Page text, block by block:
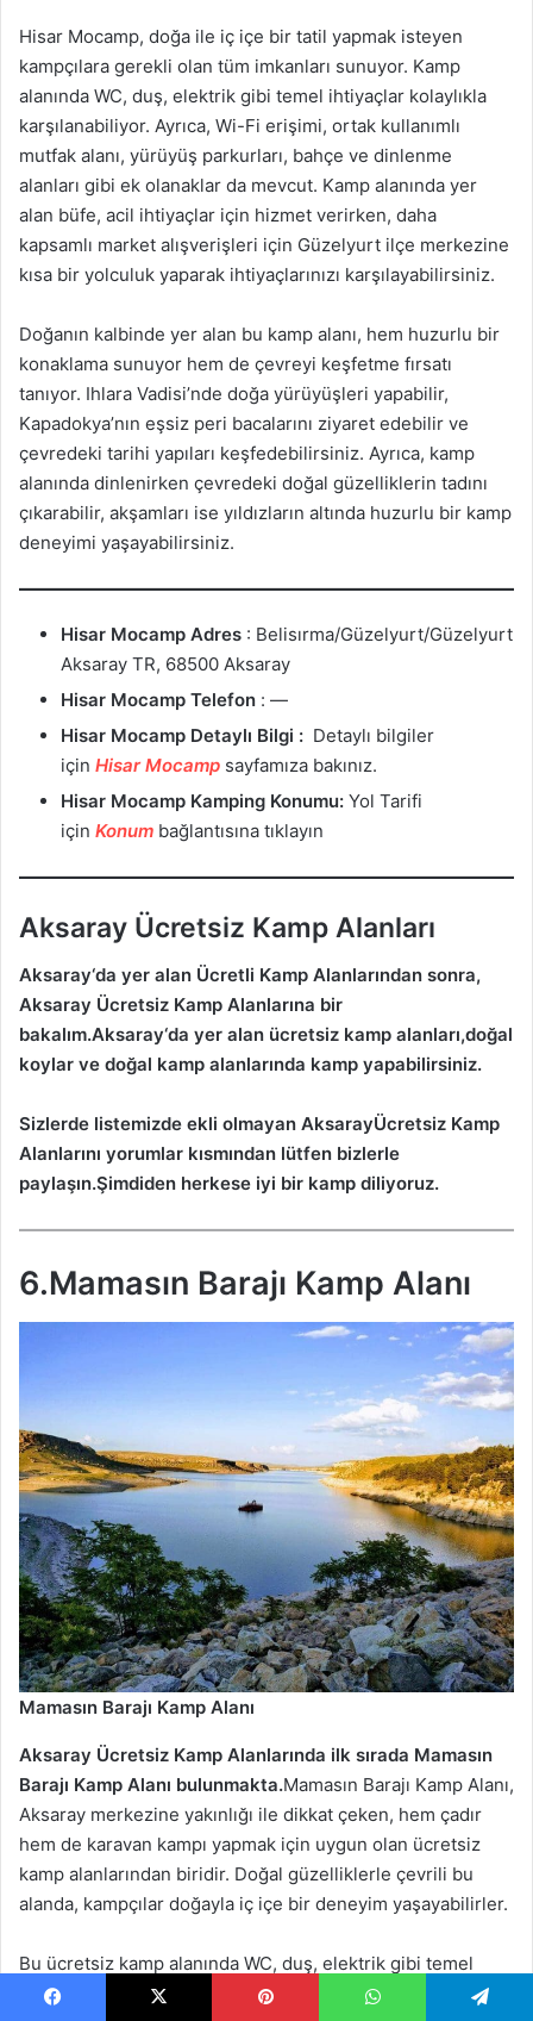
Hisar Mocamp, doğa ile iç içe bir tatil yapmak isteyen
kampçılara gerekli olan tüm imkanları sunuyor. Kamp
alanında WC, duş, elektrik gibi temel ihtiyaçlar kolaylıkla
karşılanabiliyor. Ayrıca, Wi-Fi erişimi, ortak kullanımlı
mutfak alanı, yürüyüş parkurları, bahçe ve dinlenme
alanları gibi ek olanaklar da mevcut. Kamp alanında yer
alan büfe, acil ihtiyaçlar için hizmet verirken, daha
kapsamlı market alışverişleri için Güzelyurt ilçe merkezine
kısa bir yolculuk yaparak ihtiyaçlarınızı karşılayabilirsiniz.
Doğanın kalbinde yer alan bu kamp alanı, hem huzurlu bir
konaklama sunuyor hem de çevreyi keşfetme fırsatı
tanıyor. Ihlara Vadisi’nde doğa yürüyüşleri yapabilir,
Kapadokya’nın eşsiz peri bacalarını ziyaret edebilir ve
çevredeki tarihi yapıları keşfedebilirsiniz. Ayrıca, kamp
alanında dinlenirken çevredeki doğal güzelliklerin tadını
çıkarabilir, akşamları ise yıldızların altında huzurlu bir kamp
deneyimi yaşayabilirsiniz.
Hisar Mocamp Adres : Belisırma/Güzelyurt/Güzelyurt
Aksaray TR, 68500 Aksaray
Hisar Mocamp Telefon : —
Hisar Mocamp Detaylı Bilgi : Detaylı bilgiler
için Hisar Mocamp sayfamıza bakınız.
Hisar Mocamp Kamping Konumu: Yol Tarifi
için Konum bağlantısına tıklayın
Aksaray Ücretsiz Kamp Alanları
Aksaray‘da yer alan Ücretli Kamp Alanlarından sonra,
Aksaray Ücretsiz Kamp Alanlarına bir
bakalım.Aksaray‘da yer alan ücretsiz kamp alanları,doğal
koylar ve doğal kamp alanlarında kamp yapabilirsiniz.
Sizlerde listemizde ekli olmayan AksarayÜcretsiz Kamp
Alanlarını yorumlar kısmından lütfen bizlerle
paylaşın.Şimdiden herkese iyi bir kamp diliyoruz.
6.Mamasın Barajı Kamp Alanı
Mamasın Barajı Kamp Alanı
Aksaray Ücretsiz Kamp Alanlarında ilk sırada Mamasın
Barajı Kamp Alanı bulunmakta.Mamasın Barajı Kamp Alanı,
Aksaray merkezine yakınlığı ile dikkat çeken, hem çadır
hem de karavan kampı yapmak için uygun olan ücretsiz
kamp alanlarından biridir. Doğal güzelliklerle çevrili bu
alanda, kampçılar doğayla iç içe bir deneyim yaşayabilirler.
Bu ücretsiz kamp alanında WC, duş, elektrik gibi temel
kamp olanakları mevcut değildir. Ancak, kampçılar ihtiyaç